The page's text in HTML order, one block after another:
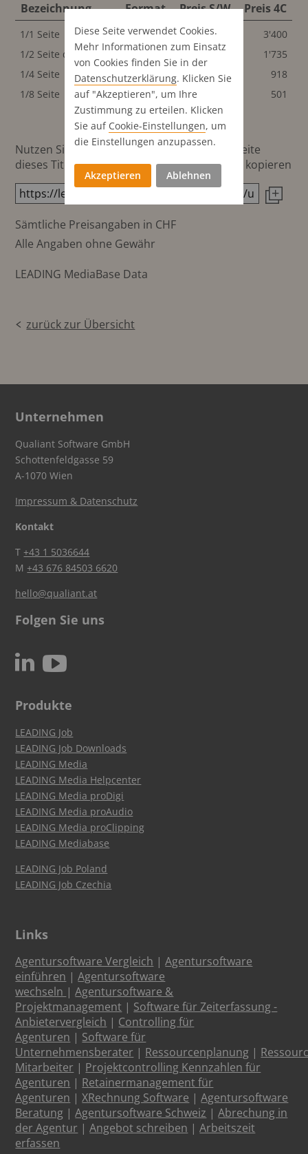
Bezeichnung Format Preis S/W Preis 4C
1/1 Seite 287x440 mm 3'300
3'400
1/2 Seite quer
287x218 mm 1'635
1'735
1/4 Seite
142x218 mm 818
918
1/8 Seite
142x107 mm 501
Nutzen Sie diesen Button um den Link zur Seite
dieses Titels direkt in die Zwischenablage zu kopieren
Sämtliche Preisangaben in CHF
Alle Angaben ohne Gewähr
LEADING MediaBase Data
zurück zur Übersicht
Unternehmen
Qualiant Software GmbH
Schottenfeldgasse 59
A-1070 Wien
Impressum & Datenschutz
Kontakt
T+43 1 5036644
M+43 676 84503 6620
hello@qualiant.at
Folgen Sie uns
N c
Produkte
LEADING Job
LEADING Job Downloads
LEADING Media
LEADING Media Helpcenter
LEADING Media proDigi
LEADING Media proAudio
LEADING Media proClipping
LEADING Mediabase
LEADING Job Poland
LEADING Job Czechia
Links
Agentursoftware Vergleich |Agentursoftware
einführen |Agentursoftware
wechseln |Agentursoftware &
Projektmanagement | Software für Zeiterfassung -
Anbietervergleich | Controlling für
Agenturen | Software für
Unternehmensberater | Ressourcenplanung |
Mitarbeiter | Projektcontrolling Kennzahlen für
Agenturen | Retainermanagement für
Agenturen |XRechnung Software |Agentursoftware
Beratung |Agentursoftware Schweiz |Abrechung in
der Agentur |Angebot schreiben |Arbeitszeit
erfassen
Diese Seite verwendet Cookies.
Mehr Informationen zum Einsatz
von Cookies finden Sie in der
Datenschutz­erklärung. Klicken Sie
auf "Akzeptieren", um Ihre
Zustimmung zu erteilen. Klicken
Sie auf Cookie-Einstellungen, um
die Einstellungen anzupassen.
Akzeptieren Ablehnen